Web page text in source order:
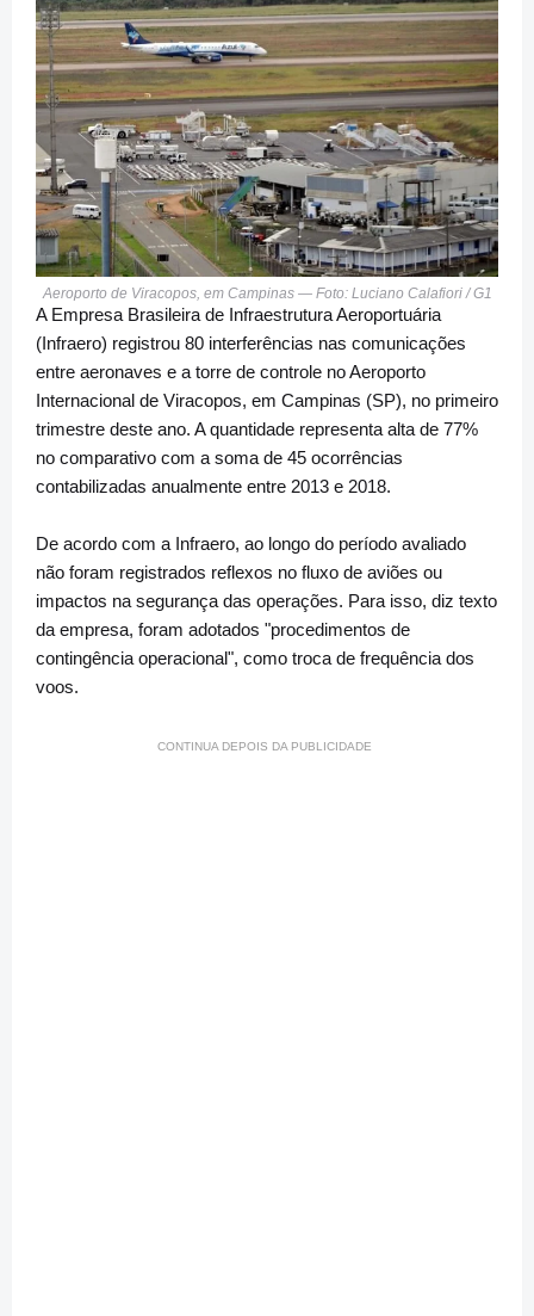
Aeroporto de Viracopos, em Campinas — Foto: Luciano Calafiori / G1
A Empresa Brasileira de Infraestrutura Aeroportuária
(Infraero) registrou 80 interferências nas comunicações
entre aeronaves e a torre de controle no Aeroporto
Internacional de Viracopos, em Campinas (SP), no primeiro
trimestre deste ano. A quantidade representa alta de 77%
no comparativo com a soma de 45 ocorrências
contabilizadas anualmente entre 2013 e 2018.
De acordo com a Infraero, ao longo do período avaliado
não foram registrados reflexos no fluxo de aviões ou
impactos na segurança das operações. Para isso, diz texto
da empresa, foram adotados "procedimentos de
contingência operacional", como troca de frequência dos
voos.
CONTINUA DEPOIS DA PUBLICIDADE